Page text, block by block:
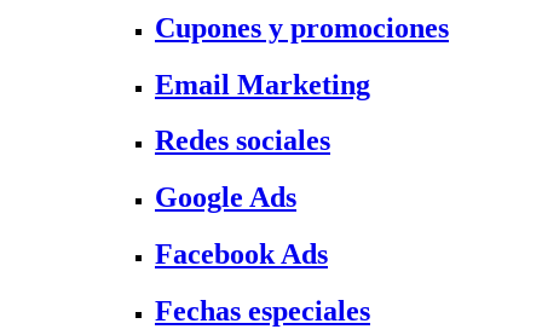
Cupones y promociones
Email Marketing
Redes sociales
Google Ads
Facebook Ads
Fechas especiales